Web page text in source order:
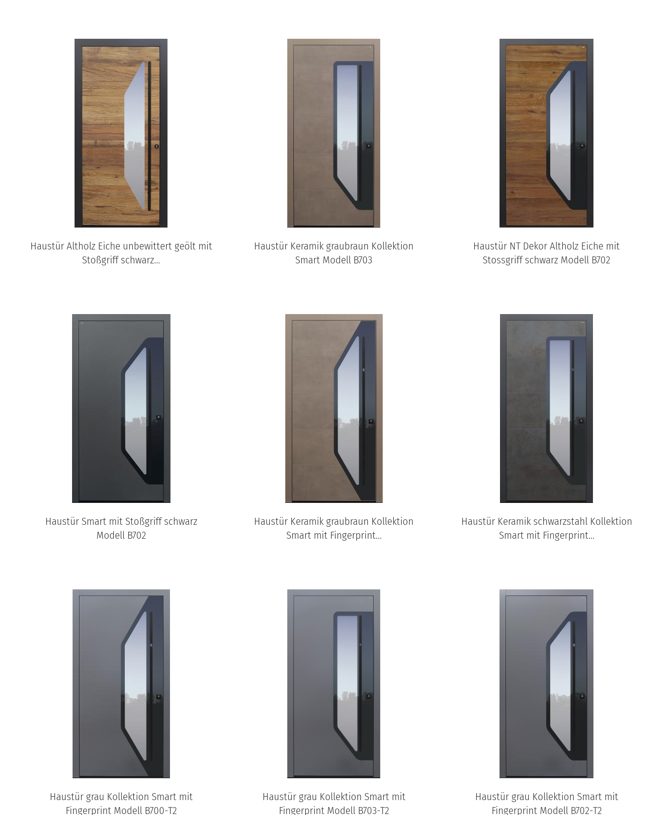
Haustür Altholz Eiche unbewittert geölt mit
Stoßgriff schwarz...
Haustür Keramik graubraun Kollektion
Smart Modell B703
Haustür NT Dekor Altholz Eiche mit
Stossgriff schwarz Modell B702
Haustür Smart mit Stoßgriff schwarz
Modell B702
Haustür Keramik graubraun Kollektion
Smart mit Fingerprint...
Haustür Keramik schwarzstahl Kollektion
Smart mit Fingerprint...
Haustür grau Kollektion Smart mit
Fingerprint Modell B700-T2
Haustür grau Kollektion Smart mit
Fingerprint Modell B703-T2
Haustür grau Kollektion Smart mit
Fingerprint Modell B702-T2